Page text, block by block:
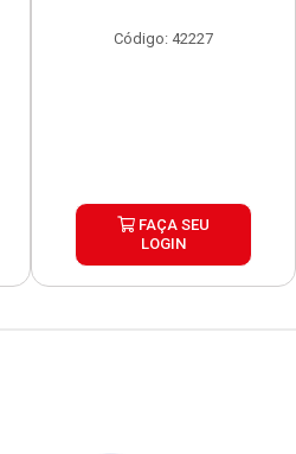
Código: 42227
FAÇA SEU
LOGIN